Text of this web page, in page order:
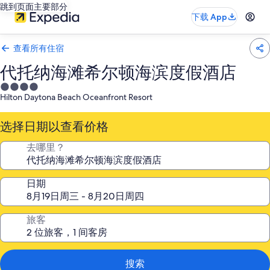
跳到页面主要部分
下载 App
查看所有住宿
代托纳海滩希尔顿海滨度假酒店
4.0
星
住
宿
Hilton Daytona Beach Oceanfront Resort
选择日期以查看价格
去哪里？
日期
旅客
搜索